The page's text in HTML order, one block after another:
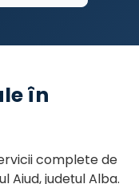
în
complete de
Aiud, județul Alba.